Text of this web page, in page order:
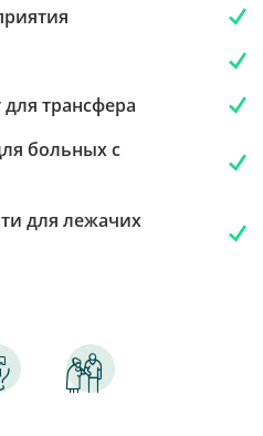
трансфера
больных с
для лежачих